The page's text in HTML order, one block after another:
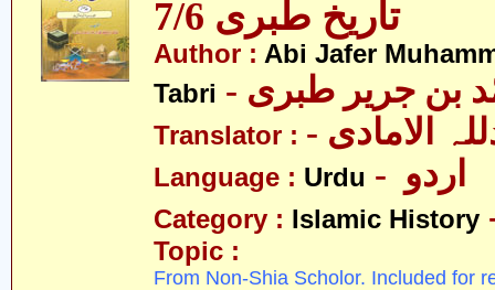
تاریخ طبری 7/6
Author : Abi Jafer
Tabri
بن جریر طبری
Translator : الامادی
Language : Urdu
Category : Islamic History
Topic :
From Non-Shia Scholor. Included for